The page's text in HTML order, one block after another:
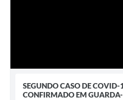
SEGUNDO CASO DE COVID-
CONFIRMADO EM